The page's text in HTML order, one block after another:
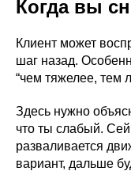
Когда вы
Клиент может
шаг назад.
“чем тяжелее, тем
Здесь нужно
что ты слабый.
разваливается
вариант, дальше